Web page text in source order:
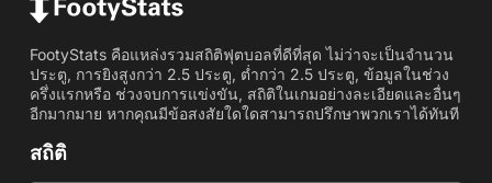
FootyStats คือแหล่งรวมสถิติฟุตบอลที่ดีที่สุด ไม่ว่าจะเป็นจำนวน
ประตู, การยิงสูงกว่า 2.5 ประตู, ต่ำกว่า 2.5 ประตู, ข้อมูลในช่วง
ครึ่งแรกหรือ ช่วงจบการแข่งขัน, สถิติในเกมอย่างละเอียดและอื่นๆ
อีกมากมาย หากคุณมีข้อสงสัยใดใดสามารถปรึกษาพวกเราได้ทันที
สถิติ